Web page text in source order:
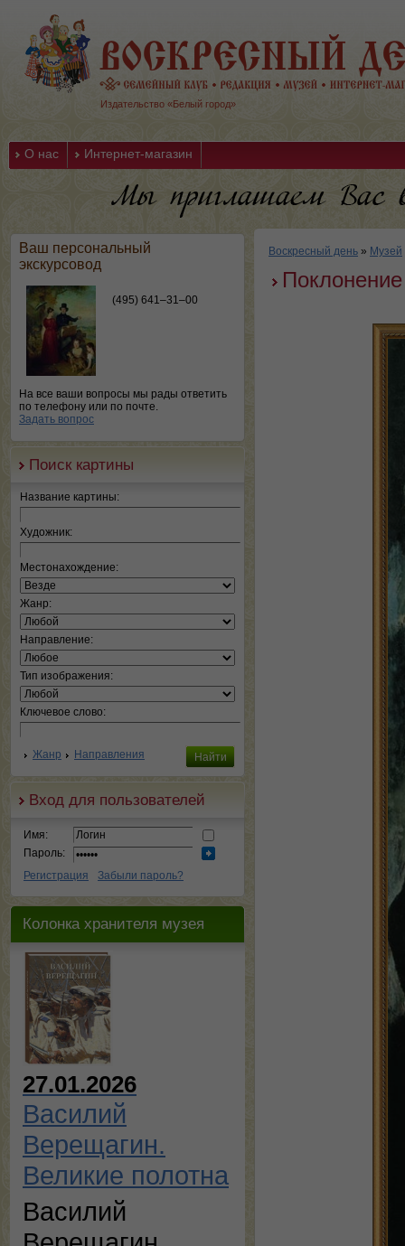
Издательство «Белый город»
О нас Интернет-магазин
Ваш персональный
экскурсовод
(495) 641–31–00
На все ваши вопросы мы рады ответить
по телефону или по почте.
Задать вопрос
Поиск картины
Название картины:
Художник:
Местонахождение:
Жанр:
Направление:
Тип изображения:
Ключевое слово:
Жанр Направления
Вход для пользователей
Имя:
Пароль:
Регистрация
Забыли пароль?
Колонка хранителя музея
27.01.2026
Василий
Верещагин.
Великие полотна
Василий
Воскресный день » Музей